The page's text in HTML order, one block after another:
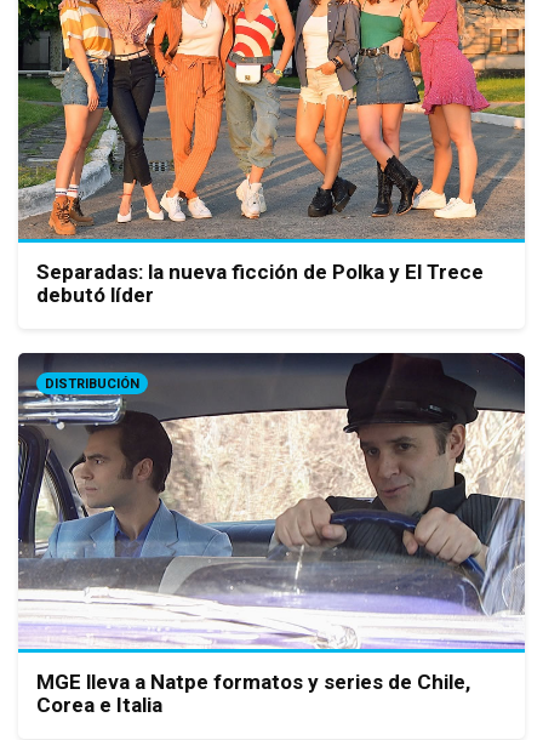
Separadas: la nueva ficción de Polka y El Trece
debutó líder
DISTRIBUCIÓN
MGE lleva a Natpe formatos y series de Chile,
Corea e Italia